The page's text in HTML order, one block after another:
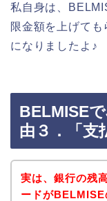
私自身は、
限金額を上げて
になりましたよ♪
BELMISE
由３．「支
実は、銀行の残
ードがBELMISE